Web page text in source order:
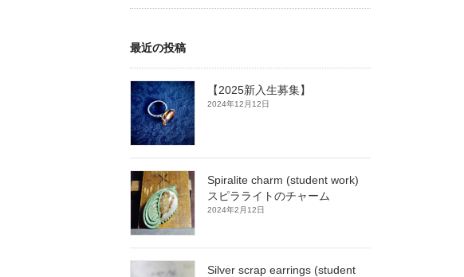
最近の投稿
【2025新入生募集】
2024年12月12日
Spiralite charm (student work)
スピラライトのチャーム
2024年2月12日
Silver scrap earrings (student